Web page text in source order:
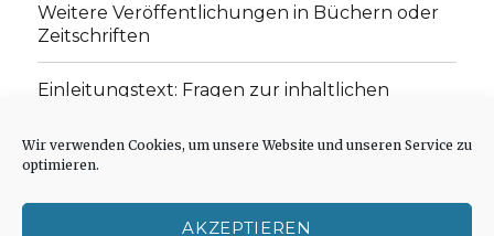
Wir verwenden Cookies, um unsere Website und unseren Service zu
optimieren.
AKZEPTIEREN
Weitere Veröffentlichungen in Büchern oder
Zeitschriften
Einleitungstext: Fragen zur inhaltlichen
„schwachen Glaubens“